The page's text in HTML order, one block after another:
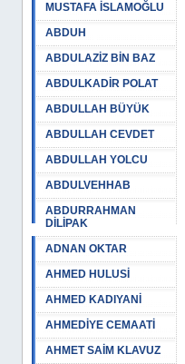
MUSTAFA İSLAMOĞLU
ABDUH
ABDULAZİZ BİN BAZ
ABDULKADİR POLAT
ABDULLAH BÜYÜK
ABDULLAH CEVDET
ABDULLAH YOLCU
ABDULVEHHAB
ABDURRAHMAN
DİLİPAK
ADNAN OKTAR
AHMED HULUSİ
AHMED KADIYANİ
AHMEDİYE CEMAATİ
AHMET SAİM KLAVUZ